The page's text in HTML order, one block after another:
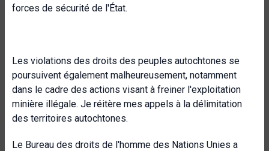
forces de sécurité de l'État.
Les violations des droits des peuples autochtones se
poursuivent également malheureusement, notamment
dans le cadre des actions visant à freiner l'exploitation
minière illégale. Je réitère mes appels à la délimitation
des territoires autochtones.
Le Bureau des droits de l'homme des Nations Unies a